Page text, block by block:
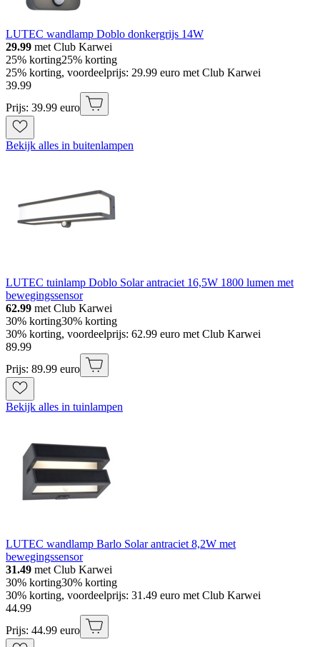
LUTEC wandlamp Doblo donkergrijs 14W
29.99 met Club Karwei
25% korting25% korting
25% korting, voordeelprijs: 29.99 euro met Club Karwei
39.99
Prijs: 39.99 euro
Bekijk alles in buitenlampen
LUTEC tuinlamp Doblo Solar antraciet 16,5W 1800 lumen met
bewegingssensor
62.99 met Club Karwei
30% korting30% korting
30% korting, voordeelprijs: 62.99 euro met Club Karwei
89.99
Prijs: 89.99 euro
Bekijk alles in tuinlampen
LUTEC wandlamp Barlo Solar antraciet 8,2W met
bewegingssensor
31.49 met Club Karwei
30% korting30% korting
30% korting, voordeelprijs: 31.49 euro met Club Karwei
44.99
Prijs: 44.99 euro